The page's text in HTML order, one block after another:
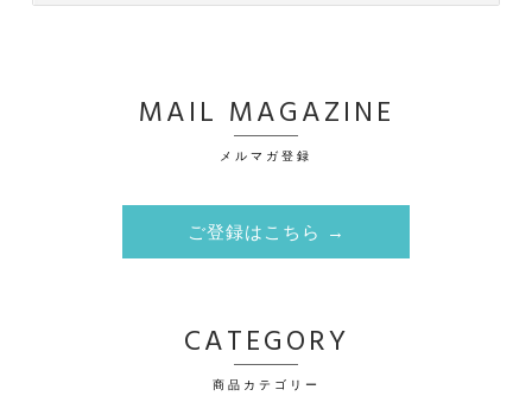
MAIL MAGAZINE
メルマガ登録
ご登録はこちら →
CATEGORY
商品カテゴリー